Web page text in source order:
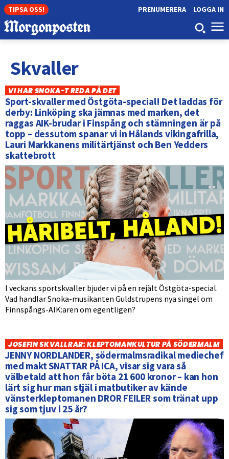
TIPSA OSS! LOGGA IN
PRENUMERERA
Skvaller
VI HAR SNOKA-T REDA PÅ DET
Sport-skvaller med Östgöta-special! Det laddas för
derby: Linköping ska jämnas med marken, det
raggas AIK-brudar i Finspång och stämningen är på
topp – dessutom spanar vi in Hålands vikingafrilla,
Lauri Markkanens militärtjänst och Ben Yedders
skattebrott
I veckans sportskvaller bjuder vi på en rejält Östgöta-special.
Vad handlar Snoka-musikanten Guldstrupens nya singel om
Finnspångs-AIK:aren om egentligen?
JOSEFIN SKVALLRAR: KLEPTOMANKULTUR PÅ SÖDERMALM
JENNY NORDLANDER, södermalmsradikal mediechef
med makt SNATTAR PÅ ICA, visar sig vara så
välbetald att hon får böta 21 600 kronor – kan hon
lärt sig hur man stjäl i matbutiker av kände
vänsterkleptomanen DROR FEILER som tränat upp
sig som tjuv i 25 år?